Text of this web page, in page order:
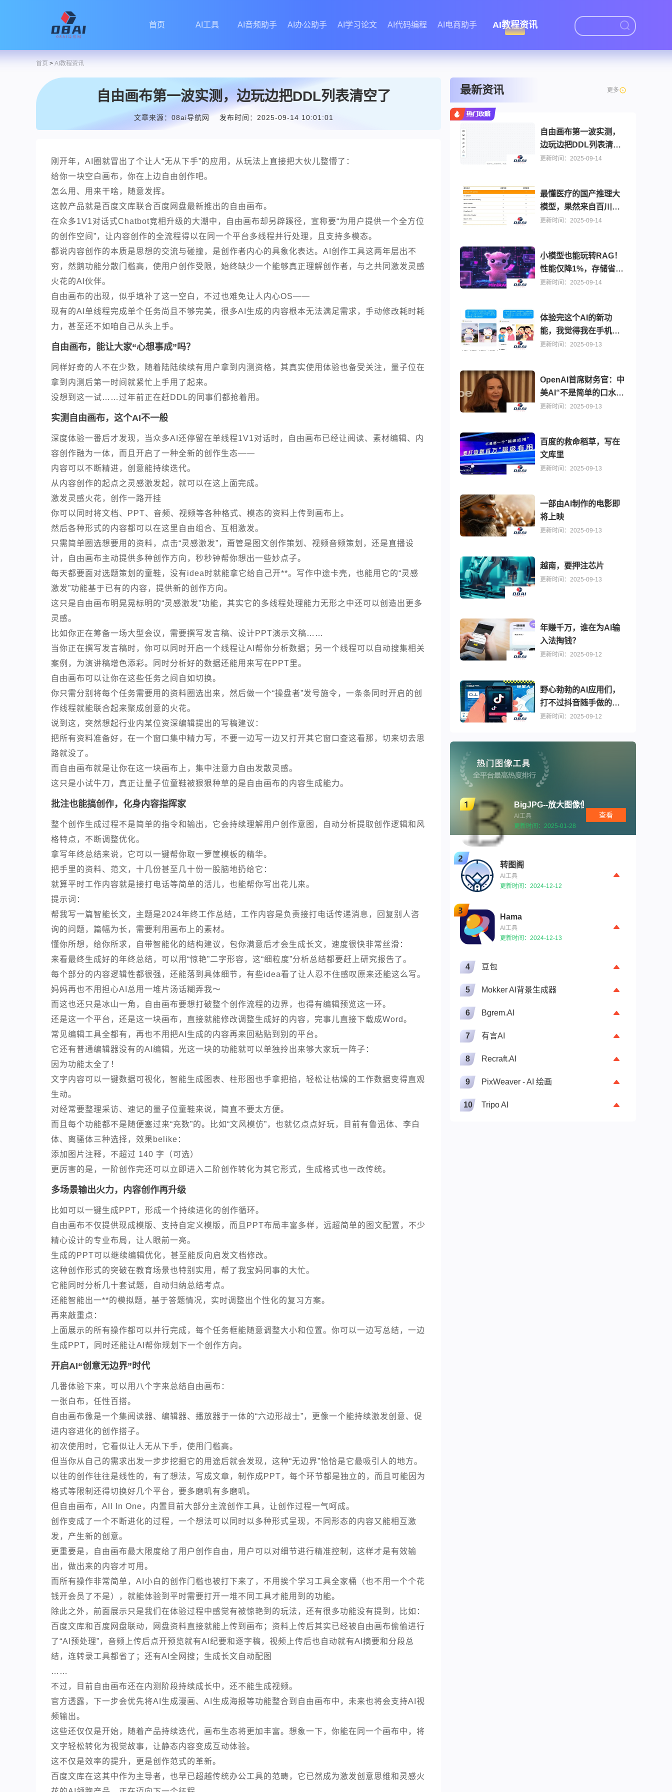
首页 AI工具 AI音频助手 AI办公助手 AI学习论文 AI代码编程 AI电商助手 AI教程资讯
首页 > AI教程资讯
自由画布第一波实测，边玩边把DDL列表清空了
文章来源：08ai导航网 发布时间：2025-09-14 10:01:01
刚开年，AI圈就冒出了个让人“无从下手”的应用，从玩法上直接把大伙儿整懵了：
给你一块空白画布，你在上边自由创作吧。
怎么用、用来干啥，随意发挥。
这款产品就是百度文库联合百度网盘最新推出的自由画布。
在众多1V1对话式Chatbot竞相升级的大潮中，自由画布却另辟蹊径，宣称要“为用户提供一个全方位
的创作空间”，让内容创作的全流程得以在同一个平台多线程并行处理，且支持多模态。
都说内容创作的本质是思想的交流与碰撞，是创作者内心的具象化表达。AI创作工具这两年层出不
穷，然鹅功能分散门槛高，使用户创作受限，始终缺少一个能够真正理解创作者，与之共同激发灵感
火花的AI伙伴。
自由画布的出现，似乎填补了这一空白，不过也难免让人内心OS——
现有的AI单线程完成单个任务尚且不够完美，很多AI生成的内容根本无法满足需求，手动修改耗时耗
力，甚至还不如咱自己从头上手。
自由画布，能让大家“心想事成”吗？
同样好奇的人不在少数，随着陆陆续续有用户拿到内测资格，其真实使用体验也备受关注，量子位在
拿到内测后第一时间就紧忙上手用了起来。
没想到这一试……过年前正在赶DDL的同事们都抢着用。
实测自由画布，这个AI不一般
深度体验一番后才发现，当众多AI还停留在单线程1V1对话时，自由画布已经让阅读、素材编辑、内
容创作融为一体，而且开启了一种全新的创作生态——
内容可以不断精进，创意能持续迭代。
从内容创作的起点之灵感激发起，就可以在这上面完成。
激发灵感火花，创作一路开挂
你可以同时将文档、PPT、音频、视频等各种格式、模态的资料上传到画布上。
然后各种形式的内容都可以在这里自由组合、互相激发。
只需简单圈选想要用的资料，点击“灵感激发”，甭管是图文创作策划、视频音频策划，还是直播设
计，自由画布主动提供多种创作方向，秒秒钟帮你想出一些妙点子。
每天都要面对选题策划的童鞋，没有idea时就能拿它给自己开**。写作中途卡壳，也能用它的“灵感
激发”功能基于已有的内容，提供新的创作方向。
这只是自由画布明晃晃标明的“灵感激发”功能，其实它的多线程处理能力无形之中还可以创造出更多
灵感。
比如你正在筹备一场大型会议，需要撰写发言稿、设计PPT演示文稿……
当你正在撰写发言稿时，你可以同时开启一个线程让AI帮你分析数据；另一个线程可以自动搜集相关
案例，为演讲稿增色添彩。同时分析好的数据还能用来写在PPT里。
自由画布可以让你在这些任务之间自如切换。
你只需分别将每个任务需要用的资料圈选出来，然后做一个“操盘者”发号施令，一条条同时开启的创
作线程就能联合起来聚成创意的火花。
说到这，突然想起行业内某位资深编辑提出的写稿建议：
把所有资料准备好，在一个窗口集中精力写，不要一边写一边又打开其它窗口查这看那，切来切去思
路就没了。
而自由画布就是让你在这一块画布上，集中注意力自由发散灵感。
这只是小试牛刀，真正让量子位童鞋被狠狠种草的是自由画布的内容生成能力。
批注也能搞创作，化身内容指挥家
整个创作生成过程不是简单的指令和输出，它会持续理解用户创作意图，自动分析提取创作逻辑和风
格特点，不断调整优化。
拿写年终总结来说，它可以一键帮你取一箩筐模板的精华。
把手里的资料、范文，十几份甚至几十份一股脑地扔给它：
就算平时工作内容就是接打电话等简单的活儿，也能帮你写出花儿来。
提示词：
帮我写一篇智能长文，主题是2024年终工作总结，工作内容是负责接打电话传递消息，回复别人咨
询的问题，篇幅为长，需要利用画布上的素材。
懂你所想，给你所求，自带智能化的结构建议，包你满意后才会生成长文，速度很快非常丝滑：
来看最终生成好的年终总结，可以用“惊艳”二字形容，这“细粒度”分析总结都要赶上研究报告了。
每个部分的内容逻辑性都很强，还能落到具体细节，有些idea看了让人忍不住感叹原来还能这么写。
妈妈再也不用担心AI总用一堆片汤话糊弄我～
而这也还只是冰山一角，自由画布要想打破整个创作流程的边界，也得有编辑预览这一环。
还是这一个平台，还是这一块画布，直接就能修改调整生成好的内容，完事儿直接下载成Word。
常见编辑工具全都有，再也不用把AI生成的内容再来回粘贴到别的平台。
它还有普通编辑器没有的AI编辑，光这一块的功能就可以单独拎出来够大家玩一阵子：
因为功能太全了！
文字内容可以一键数据可视化，智能生成图表、柱形图也手拿把掐，轻松让枯燥的工作数据变得直观
生动。
对经常要整理采访、速记的量子位童鞋来说，简直不要太方便。
而且每个功能都不是随便塞过来“充数”的。比如“文风模仿”，也就亿点点好玩，目前有鲁迅体、李白
体、离骚体三种选择，效果belike：
添加图片注释，不超过 140 字（可选）
更厉害的是，一阶创作完还可以立即进入二阶创作转化为其它形式，生成格式也一改传统。
多场景输出火力，内容创作再升级
比如可以一键生成PPT，形成一个持续进化的创作循环。
自由画布不仅提供现成模版、支持自定义模版，而且PPT布局丰富多样，远超简单的图文配置，不少
精心设计的专业布局，让人眼前一亮。
生成的PPT可以继续编辑优化，甚至能反向启发文档修改。
这种创作形式的突破在教育场景也特别实用，帮了我宝妈同事的大忙。
它能同时分析几十套试题，自动归纳总结考点。
还能智能出一**的模拟题，基于答题情况，实时调整出个性化的复习方案。
再来敲重点：
上面展示的所有操作都可以并行完成，每个任务框能随意调整大小和位置。你可以一边写总结，一边
生成PPT，同时还能让AI帮你规划下一个创作方向。
开启AI“创意无边界”时代
几番体验下来，可以用八个字来总结自由画布：
一张白布，任性百搭。
自由画布像是一个集阅读器、编辑器、播放器于一体的“六边形战士”，更像一个能持续激发创意、促
进内容进化的创作搭子。
初次使用时，它看似让人无从下手，使用门槛高。
但当你从自己的需求出发一步步挖掘它的用途后就会发现，这种“无边界”恰恰是它最吸引人的地方。
以往的创作往往是线性的，有了想法，写成文章，制作成PPT，每个环节都是独立的，而且可能因为
格式等限制还得切换好几个平台，要多磨叽有多磨叽。
但自由画布，All In One，内置目前大部分主流创作工具，让创作过程一气呵成。
创作变成了一个不断进化的过程，一个想法可以同时以多种形式呈现，不同形态的内容又能相互激
发，产生新的创意。
更重要是，自由画布最大限度给了用户创作自由，用户可以对细节进行精准控制，这样才是有效输
出，做出来的内容才可用。
而所有操作非常简单，AI小白的创作门槛也被打下来了，不用挨个学习工具全家桶（也不用一个个花
钱开会员了不是），就能体验到平时需要打开一堆不同工具才能用到的功能。
除此之外，前面展示只是我们在体验过程中感觉有被惊艳到的玩法，还有很多功能没有提到，比如：
百度文库和百度网盘联动，网盘资料直接就能上传到画布；资料上传后其实已经被自由画布偷偷进行
了“AI预处理”，音频上传后点开预览就有AI纪要和逐字稿，视频上传后也自动就有AI摘要和分段总
结，连转录工具都省了；还有AI全网搜；生成长文自动配图
……
不过，目前自由画布还在内测阶段持续成长中，还不能生成视频。
官方透露，下一步会优先将AI生成漫画、AI生成海报等功能整合到自由画布中，未来也将会支持AI视
频输出。
这些还仅仅是开始，随着产品持续迭代，画布生态将更加丰富。想象一下，你能在同一个画布中，将
文字轻松转化为视觉故事，让静态内容变成互动体验。
这不仅是效率的提升，更是创作范式的革新。
百度文库在这其中作为主导者，也早已超越传统办公工具的范畴，它已然成为激发创意思维和灵感火
最新资讯 更多
自由画布第一波实测，
边玩边把DDL列表清空
了
更新时间：2025-09-14
最懂医疗的国产推理大
模型，果然来自百川智
能
更新时间：2025-09-14
小模型也能玩转RAG！
性能仅降1%，存储省
75%，边缘设备轻松跑
更新时间：2025-09-14
体验完这个AI的新功
能，我觉得我在手机上
也能开发游戏了。
更新时间：2025-09-13
OpenAI首席财务官：中
美AI“不是简单的口水
战”，Agent会在2025接
更新时间：2025-09-13
百度的救命稻草，写在
文库里
更新时间：2025-09-13
一部由AI制作的电影即
将上映
更新时间：2025-09-13
越南，要押注芯片
更新时间：2025-09-13
年赚千万，谁在为AI输
入法掏钱？
更新时间：2025-09-12
野心勃勃的AI应用们，
打不过抖音随手做的几
个AI特效
更新时间：2025-09-12
BigJPG--放大图像但不失真
AI工具
更新时间：2025-01-28
查看
转图阁
AI工具
更新时间：2024-12-12
Hama
AI工具
更新时间：2024-12-13
4 豆包
5 Mokker AI背景生成器
6 Bgrem.AI
7 有言AI
8 Recraft.AI
9 PixWeaver - AI 绘画
10 Tripo AI